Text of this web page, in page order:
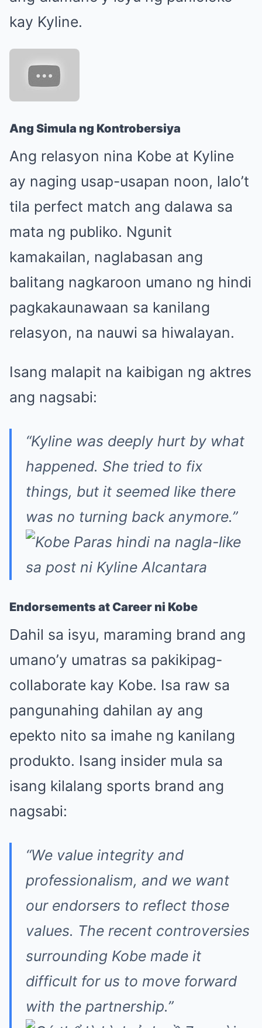
kay Kyline.
Ang Simula ng Kontrobersiya
Ang relasyon nina Kobe at Kyline
ay naging usap-usapan noon, lalo’t
tila perfect match ang dalawa sa
mata ng publiko. Ngunit
kamakailan, naglabasan ang
balitang nagkaroon umano ng hindi
pagkakaunawaan sa kanilang
relasyon, na nauwi sa hiwalayan.
Isang malapit na kaibigan ng aktres
ang nagsabi:
“Kyline was deeply hurt by what
happened. She tried to fix
things, but it seemed like there
was no turning back anymore.”
Endorsements at Career ni Kobe
Dahil sa isyu, maraming brand ang
umano’y umatras sa pakikipag-
collaborate kay Kobe. Isa raw sa
pangunahing dahilan ay ang
epekto nito sa imahe ng kanilang
produkto. Isang insider mula sa
isang kilalang sports brand ang
nagsabi:
“We value integrity and
professionalism, and we want
our endorsers to reflect those
values. The recent controversies
surrounding Kobe made it
difficult for us to move forward
with the partnership.”